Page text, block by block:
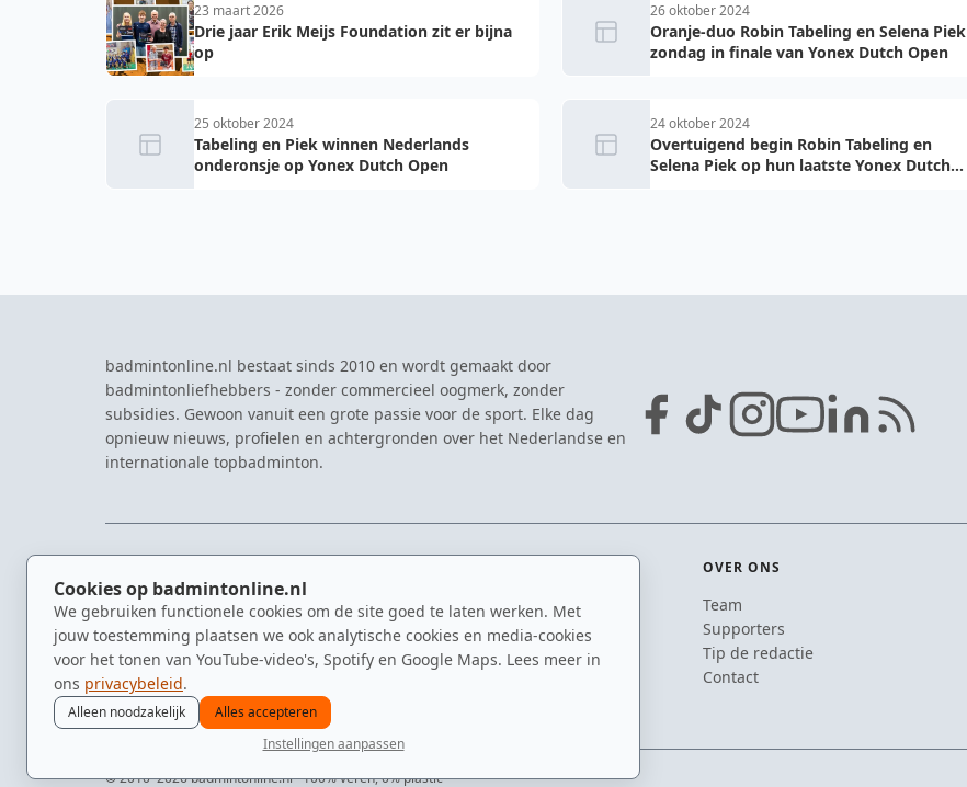
Cookies op badmintonline.nl
We gebruiken functionele cookies om de site goed te laten werken. Met
jouw toestemming plaatsen we ook analytische cookies en media-cookies
voor het tonen van YouTube-video's, Spotify en Google Maps. Lees meer in
ons privacybeleid.
Alleen noodzakelijk
Alles accepteren
Instellingen aanpassen
23 maart 2026
Drie jaar Erik Meijs Foundation zit er bijna
op
26 oktober 2024
Oranje-duo Robin Tabeling en Selena Piek
zondag in finale van Yonex Dutch Open
25 oktober 2024
Tabeling en Piek winnen Nederlands
onderonsje op Yonex Dutch Open
24 oktober 2024
Overtuigend begin Robin Tabeling en
Selena Piek op hun laatste Yonex Dutch
badmintonline.nl bestaat sinds 2010 en wordt gemaakt door
badmintonliefhebbers - zonder commercieel oogmerk, zonder
subsidies. Gewoon vanuit een grote passie voor de sport. Elke dag
opnieuw nieuws, profielen en achtergronden over het Nederlandse en
internationale topbadminton.
Nieuws
Kennisbank
Spelers
Clubs
Video's
Eredivisie
NK Badminton
Dutch Open
Zomerbadminton
OVER ONS
Team
Supporters
Tip de redactie
Contact
© 2010–2026 badmintonline.nl · 100% veren, 0% plastic